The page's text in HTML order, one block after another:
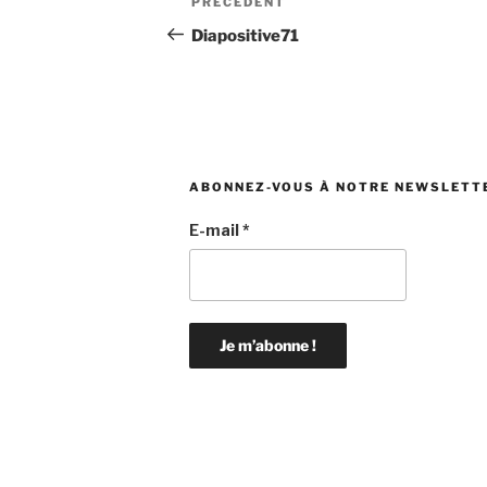
de
Article
précédent
Diapositive71
ABONNEZ-VOUS À NOTRE
E-mail*